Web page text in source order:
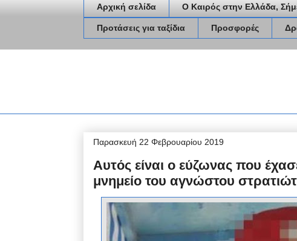
Αρχική σελίδα Ο Καιρός στην Ελλάδα,
Προτάσεις για ταξίδια Προσφορές
Παρασκευή 22 Φεβρουαρίου 2019
Αυτός είναι ο εύζωνας που
μνημείο του αγνώστου